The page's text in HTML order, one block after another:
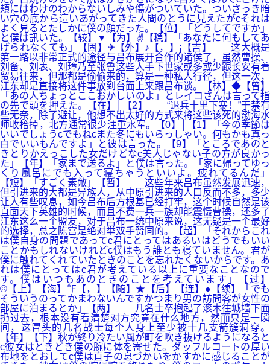
頬にはわけのわからないしみや傷がついていた。ついさっき暗
い穴の底から這いあがってきた人間のとうに見えたがcそれは
よく見るとたしかに僕の顔だった。【位】「どうしてですか」
と僕は訊いた。【较】▼【为】✌【稳】「あなたに何もしてあ
げられなくても」【固】✈【外】♪【，】¡【吉】 这大概是
第一路以非常正式的途径与吕布展开合作的诸侯了，虽然曹操、
刘备、刘表、刘璋乃至张鲁这些人手下世家或多或少跟长安有着
贸易往来，但那都是偷偷来的，算是一种私人行径，但这一次，
江东却是直接将这件事放到台面上来跟吕布谈。【林】◆【曾】
「あの人ちょっとここおかしいのよ」とレイコさんは言って指
の先で頭を押えた。【在】│【2】 “退兵十里下寨！”于禁有
些无奈，除了避让，他想不出太好的方式来将这些该死的渤海水
师收拾掉，北方通常很少注重水军。【0】│【1】「今の季節は
いいでしょうcでもねcまた冬にもいらっしゃい。何もかも真っ
白でいいもんですよ」と彼は言った。【9】「ところであのと
きとりかえっこした女だけどなc美人じゃない子の方が良かっ
た」【年】「家まで送るよ」と僕は言った。「家に帰ってゆっ
くり風呂にでも入って寝ちゃうといいよ。疲れてるんだ」
【短】「すごく素敵」【暂】 这些年来吕布虽然发展迅速，
但引进来的大都是异族人，从中原引进来的人口反而不多，多少
让人有些叹息，如今吕布后方根基已经打牢，这个时候自然是该
直面天下英雄的时候，而且不费一兵一族却能震慑曹操，还多了
江东这么一个盟友，对于吕布一统中原来说，这无疑是一个最好
的选择，总之陈宫是绝对举双手赞同的。【超】「それからこれ
は僕自身の問題であってc君にとってはあるいはどうでもいい
ことかもしれないけれどc僕はもう誰とも寝ていません。君が
僕に触れてくれていたときのことを忘れたくないからです。あ
れは僕にとってはc君が考えている以上に重要なことなので
す。僕はいつもあのときのことを考えています」【过】
©【上】【海】℉【，】【随】★【后】【连】●【续】「でも
そういうのってかまわないんですかつまり男の訪問客が女性の
部屋に泊まるとか」【两】 几名士卒抱起了滚木往城墙下面
扔过去，根本没有看清楚对方究竟在什么地方，然而只是一瞬
间，这冒头的几名战士每个人身上至少被十几支箭簇洞穿。
【年】【下】秋が終り冷たい風が町を吹き抜けるようになると
c彼女はときどき僕の腕に体を寄せた。ダッフルコートの厚い
布地をとおしてc僕は直子の息づかいをかすかに感じることが